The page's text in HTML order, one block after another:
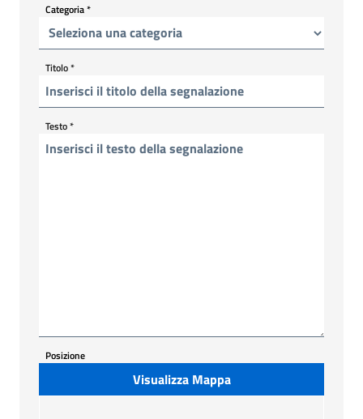
Categoria*
Titolo*
Testo*
Posizione
Visualizza Mappa